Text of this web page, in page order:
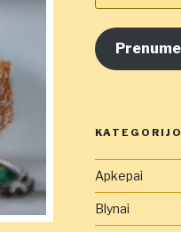
pašto
adresą
čia
Apkepai
Blynai